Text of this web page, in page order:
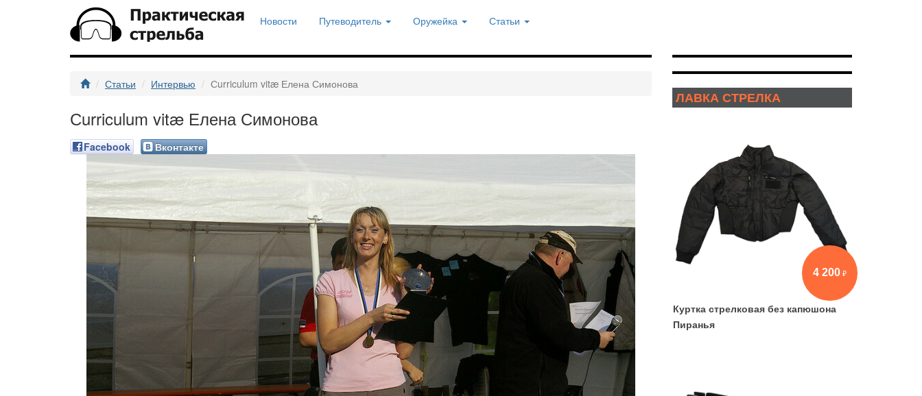
Новости Путеводитель Оружейка Статьи
Статьи Интервью Сurriculum vitæ Елена Симонова
Сurriculum vitæ Елена Симонова
Facebook Вконтакте
ЛАВКА СТРЕЛКА
4 200
Куртка стрелковая без капюшона
Пиранья